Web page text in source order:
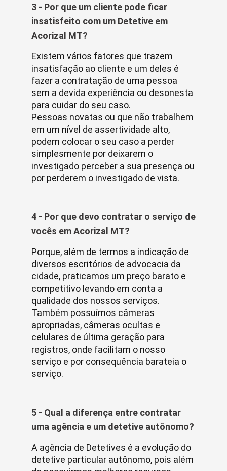
3 - Por que um cliente pode ficar
insatisfeito com um Detetive em
Acorizal MT?
Existem vários fatores que trazem
insatisfação ao cliente e um deles é
fazer a contratação de uma pessoa
sem a devida experiência ou desonesta
para cuidar do seu caso.
Pessoas novatas ou que não trabalhem
em um nível de assertividade alto,
podem colocar o seu caso a perder
simplesmente por deixarem o
investigado perceber a sua presença ou
por perderem o investigado de vista.
4 - Por que devo contratar o serviço de
vocês em Acorizal MT?
Porque, além de termos a indicação de
diversos escritórios de advocacia da
cidade, praticamos um preço barato e
competitivo levando em conta a
qualidade dos nossos serviços.
Também possuímos câmeras
apropriadas, câmeras ocultas e
celulares de última geração para
registros, onde facilitam o nosso
serviço e por consequência barateia o
serviço.
5 - Qual a diferença entre contratar
uma agência e um detetive autônomo?
A agência de Detetives é a evolução do
detetive particular autônomo, pois além